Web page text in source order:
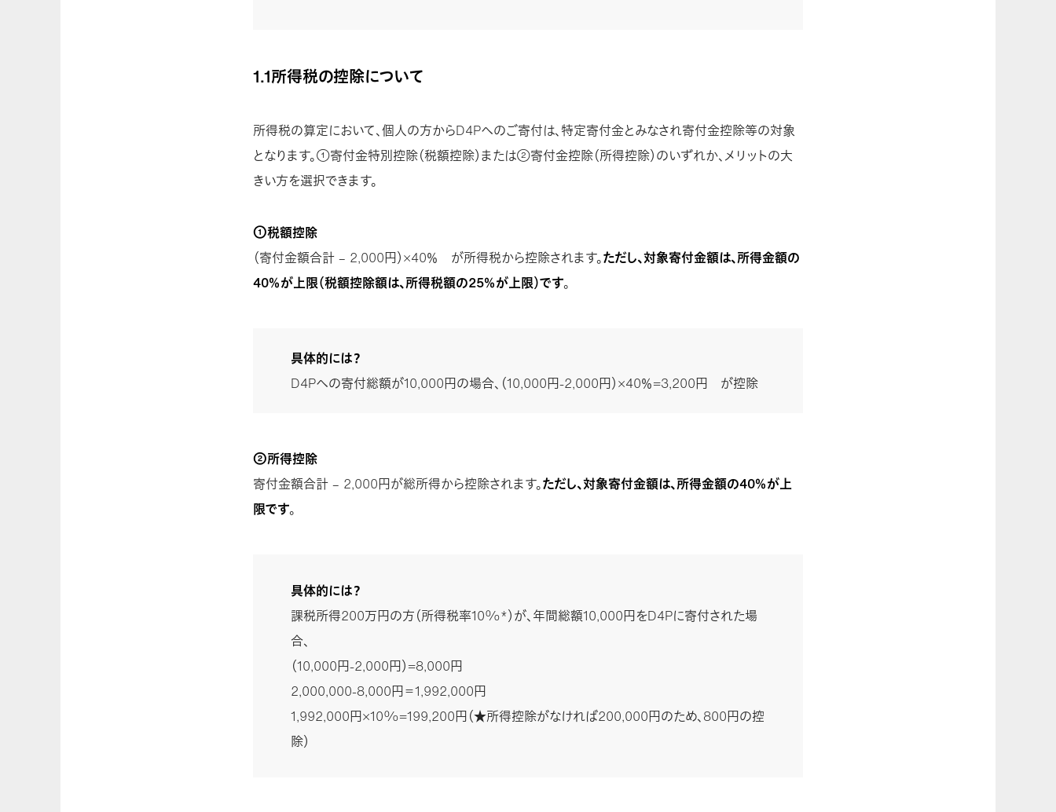
1.1所得税の控除について
所得税の算定において、個人の方からD4Pへのご寄付は、特定寄付金とみなされ寄付金控除等の対象
となります。①寄付金特別控除（税額控除）または②寄付金控除（所得控除）のいずれか、メリットの大
きい方を選択できます。
①税額控除
（寄付金額合計 – 2,000円）×40％ が所得税から控除されます。ただし、対象寄付金額は、所得金額の
40％が上限（税額控除額は、所得税額の25％が上限）です。
具体的には？
D4Pへの寄付総額が10,000円の場合、（10,000円-2,000円）×40％=3,200円 が控除
②所得控除
寄付金額合計 – 2,000円が総所得から控除されます。ただし、対象寄付金額は、所得金額の40％が上
限です。
具体的には？
課税所得200万円の方（所得税率10%*）が、年間総額10,000円をD4Pに寄付された場
合、
（10,000円-2,000円）=8,000円
2,000,000-8,000円＝1,992,000円
1,992,000円×10%=199,200円（★所得控除がなければ200,000円のため、800円の控
除）